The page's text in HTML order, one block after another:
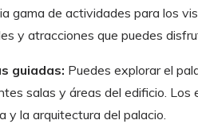
gama de actividades para los
y atracciones que puedes
guiadas: Puedes explorar el
salas y áreas del edificio.
y la arquitectura del palacio.